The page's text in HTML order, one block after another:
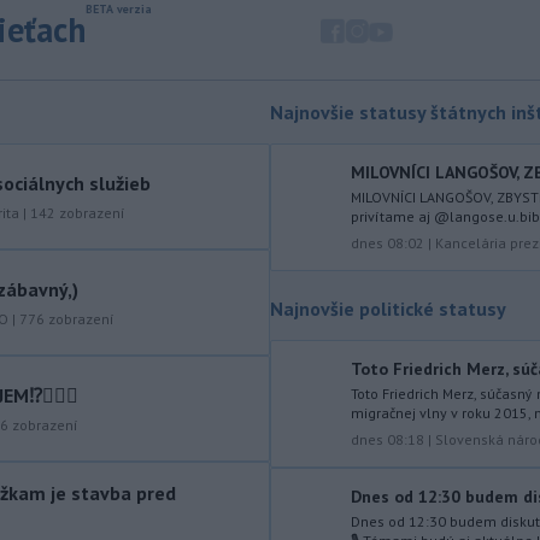
objavila ďalší podzemný tunel,
prevádzanie migrantov z Bieloruska
na územie tohto členského štátu
na ďalšiehokandidáta, bývalého
informovala agentúra AFP, odhalil ju
vládny úrad Viginum a s „vysokou
mierou istoty“ pripísal proruskej
dezinformačnej sieti s názvom
Na jednokoľajovom
služieb
| 142 zobrazení
| 776 zobrazení
zobrazení
je stavba pred
Najnovšie statusy štátnych
MILOVNÍCI LANGOŠOV,
MILOVNÍCI LANGOŠOV,
privítame aj
dnes 08:02 | Kancelária
Najnovšie politické statusy
Toto Friedrich Merz,
Toto Friedrich Merz,
migračnej vlny v roku 2015,
dnes 08:18 | Slovenská
Dnes od 12:30 budem
Dnes od 12:30 budem